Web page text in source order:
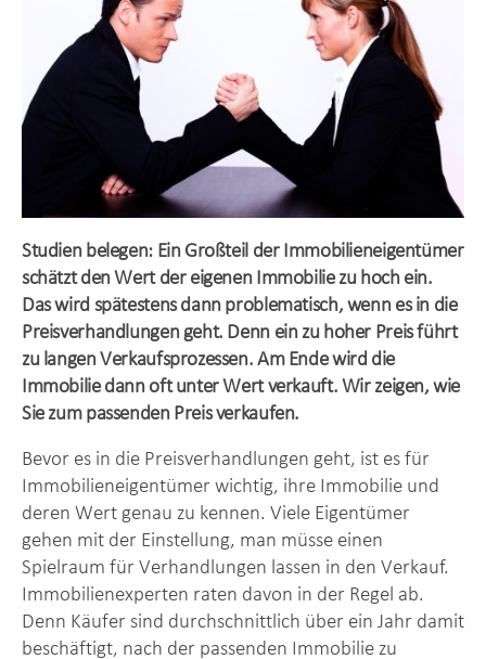
Studien belegen: Ein Großteil der Immobilieneigentümer
schätzt den Wert der eigenen Immobilie zu hoch ein.
Das wird spätestens dann problematisch, wenn es in die
Preisverhandlungen geht. Denn ein zu hoher Preis führt
zu langen Verkaufsprozessen. Am Ende wird die
Immobilie dann oft unter Wert verkauft. Wir zeigen, wie
Sie zum passenden Preis verkaufen.
Bevor es in die Preisverhandlungen geht, ist es für
Immobilieneigentümer wichtig, ihre Immobilie und
deren Wert genau zu kennen. Viele Eigentümer
gehen mit der Einstellung, man müsse einen
Spielraum für Verhandlungen lassen in den Verkauf.
Immobilienexperten raten davon in der Regel ab.
Denn Käufer sind durchschnittlich über ein Jahr damit
beschäftigt, nach der passenden Immobilie zu